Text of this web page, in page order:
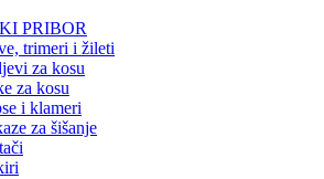
PRIBOR
trimeri i žileti
za kosu
za kosu
i klameri
za šišanje